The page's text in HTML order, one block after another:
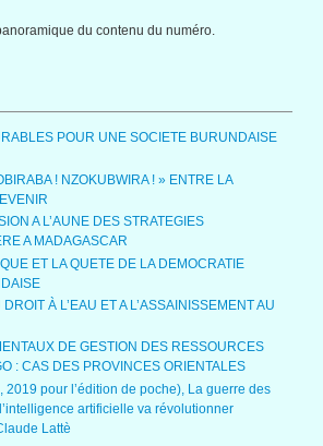
du contenu du numéro.
POUR UNE SOCIETE BURUNDAISE
! NZOKUBWIRA ! » ENTRE LA
A L’AUNE DES STRATEGIES
A MADAGASCAR
ET LA QUETE DE LA DEMOCRATIE
À L’EAU ET A L’ASSAINISSEMENT AU
DE GESTION DES RESSOURCES
: CAS DES PROVINCES ORIENTALES
2019 pour l’édition de poche), La guerre des
artificielle va révolutionner
Lattè